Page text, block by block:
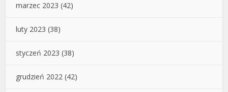
marzec 2023 (42)
luty 2023 (38)
styczeń 2023 (38)
grudzień 2022 (42)